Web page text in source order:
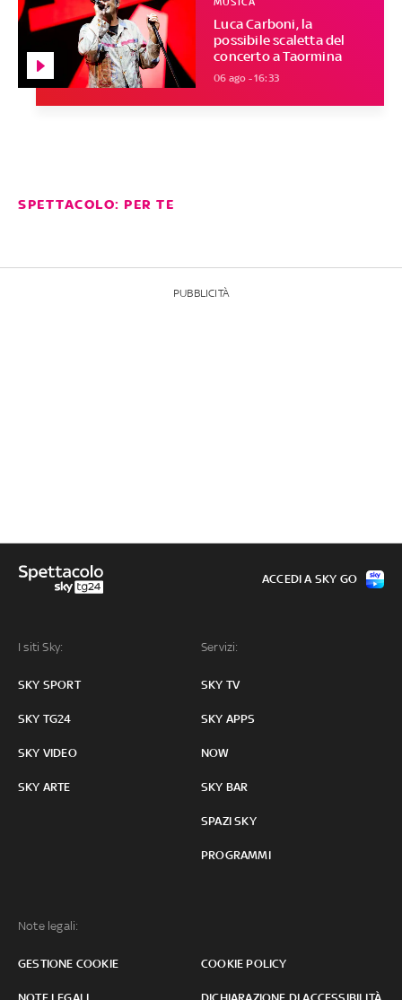
Luca Carboni, la
possibile scaletta del
concerto a Taormina
06 ago - 16:33
SPETTACOLO: PER TE
PUBBLICITÀ
I siti Sky:
SKY SPORT
SKY TG24
SKY VIDEO
SKY ARTE
Servizi:
SKY TV
SKY APPS
NOW
SKY BAR
SPAZI SKY
PROGRAMMI
Note legali:
GESTIONE COOKIE COOKIE POLICY
ACCEDI A SKY GO